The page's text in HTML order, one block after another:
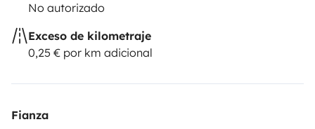
No autorizado
Exceso de kilometraje
0,25 € por km adicional
Fianza